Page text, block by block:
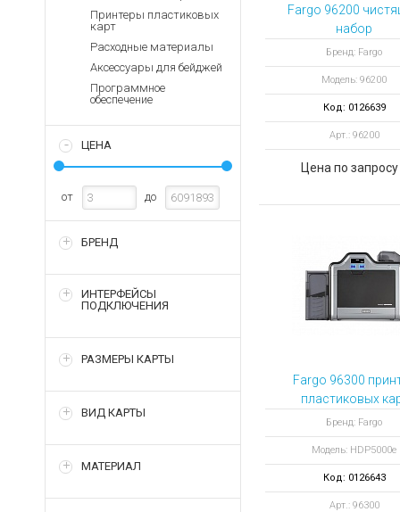
Запасные
Терминалы
оплаты
Архивные
Аккумуляторы для
Зарядные устройства
Архивные товары
Принтеры пластиковых
карт
Расходные материалы
Аксессуары для бейджей
Программное
обеспечение
ЦЕНА
от до
БРЕНД
ИНТЕРФЕЙСЫ
ПОДКЛЮЧЕНИЯ
РАЗМЕРЫ КАРТЫ
ВИД КАРТЫ
МАТЕРИАЛ
Fargo 96200
набор
Бренд: Fargo
Модель: 96200
Код: 0126639
Арт.: 96200
Цена по запросу
Fargo 96300
пластиковых
HDP5000e
односторонний,
ID Express,
камера
Бренд: Fargo
Модель: HDP5000e
Код: 0126643
Арт.: 96300